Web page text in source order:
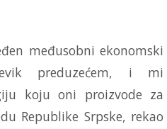
međusobni ekonomski
preduzećem, i mi
koju oni proizvode za
Republike Srpske, rekao